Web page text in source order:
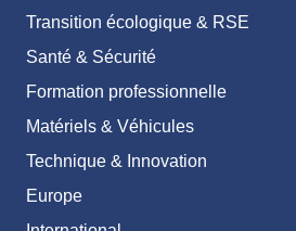
Transition écologique & RSE
Santé & Sécurité
Formation professionnelle
Matériels & Véhicules
Technique & Innovation
Europe